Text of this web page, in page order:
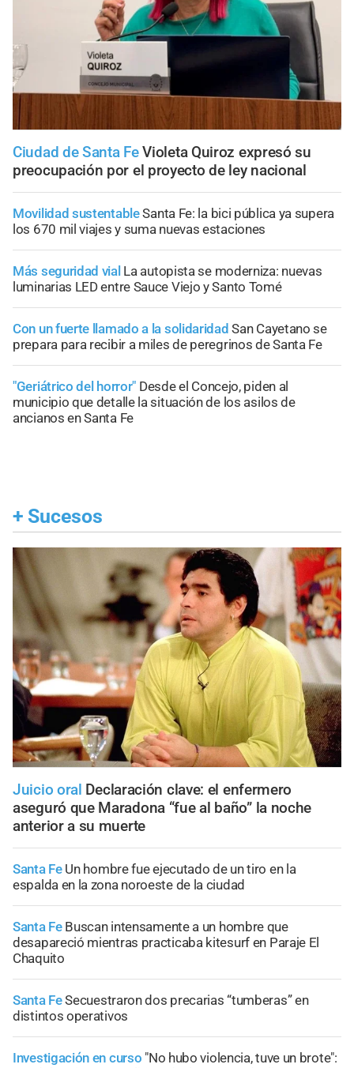
Ciudad de Santa Fe Violeta Quiroz expresó su
preocupación por el proyecto de ley nacional
Movilidad sustentableSanta Fe: la bici pública ya supera
los 670 mil viajes y suma nuevas estaciones
Más seguridad vial La autopista se moderniza: nuevas
luminarias LED entre Sauce Viejo y Santo Tomé
Con un fuerte llamado a la solidaridad San Cayetano se
prepara para recibir a miles de peregrinos de Santa Fe
"Geriátrico del horror" Desde el Concejo, piden al
municipio que detalle la situación de los asilos de
ancianos en Santa Fe
+ Sucesos
Juicio oral Declaración clave: el enfermero
aseguró que Maradona “fue al baño” la noche
anterior a su muerte
Santa Fe Un hombre fue ejecutado de un tiro en la
espalda en la zona noroeste de la ciudad
Santa Fe Buscan intensamente a un hombre que
desapareció mientras practicaba kitesurf en Paraje El
Chaquito
Santa FeSecuestraron dos precarias “tumberas” en
distintos operativos
Investigación en curso "No hubo violencia, tuve un brote":